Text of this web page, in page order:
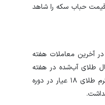
رسید که ۱۸۰ هزار تومان افزایش قیمت حباب سکه را شاهد
آخرین معاملات هفته
هر مثقال طلای آب‌شده در هفته
گذشته به طور متوسط پنج میلیون و ۶۷۰ هزار تومان بود و تغییری نداشت و هر گرم طلای ۱۸ عیار در دوره